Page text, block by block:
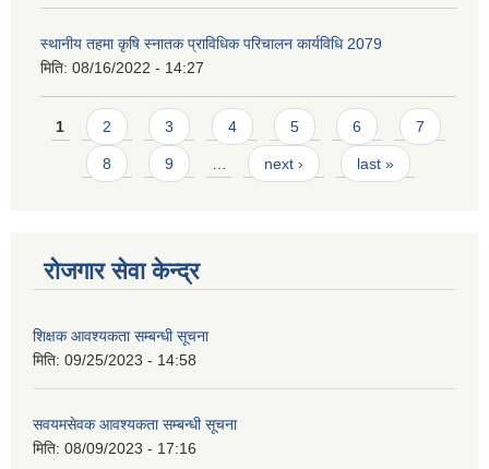
स्थानीय तहमा कृषि स्नातक प्राविधिक परिचालन कार्यविधि 2079
मिति: 08/16/2022 - 14:27
Pages
1 2 3 4 5 6 7
8 9 next › last »
रोजगार सेवा केन्द्र
शिक्षक आवश्यकता सम्बन्धी सूचना
मिति: 09/25/2023 - 14:58
सवयमसेवक आवश्यकता सम्बन्धी सूचना
मिति: 08/09/2023 - 17:16